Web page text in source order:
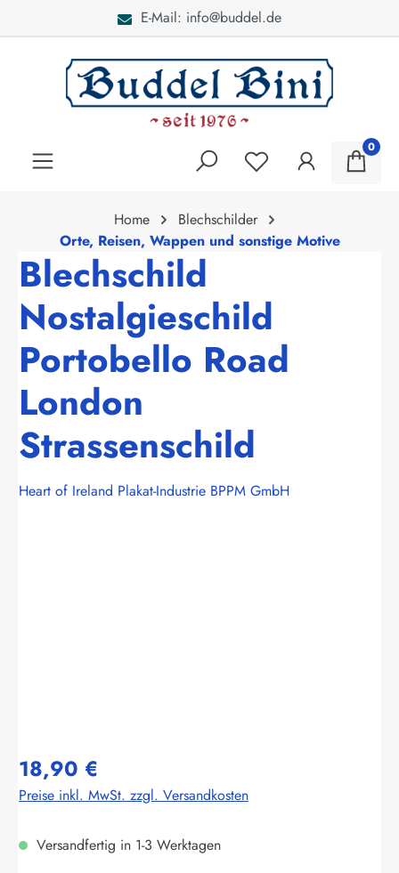
E-Mail: info@buddel.de
0
Home
Blechschilder
Orte, Reisen, Wappen und sonstige Motive
Blechschild
Nostalgieschild
Portobello Road
London
Strassenschild
Heart of Ireland Plakat-Industrie BPPM GmbH
18,90 €
Preise inkl. MwSt. zzgl. Versandkosten
Versandfertig in 1-3 Werktagen